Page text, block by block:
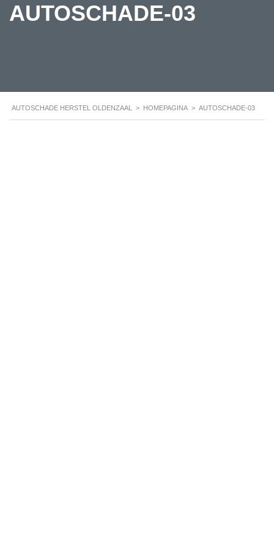
AUTOSCHADE-03
AUTOSCHADE HERSTEL OLDENZAAL > HOMEPAGINA > AUTOSCHADE-03